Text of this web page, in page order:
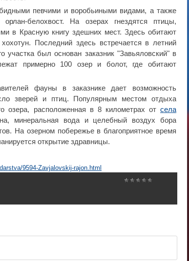
певчими и воробьиными видами, а также
белохвост. На озерах гнездятся птицы,
в Красную книгу здешних мест. Здесь обитают
Последний здесь встречается в летний
участка был основан заказник "Завьяловский" в
примерно 100 озер и болот, где обитают
фауны в заказнике дает возможность
зверей и птиц. Популярным местом отдыха
озера, расположенная в 8 километрах от села
минеральная вода и целебный воздух бора
На озерном побережье в благоприятное время
открытие здравницы.
9594-Zavjalovskij-rajon.html